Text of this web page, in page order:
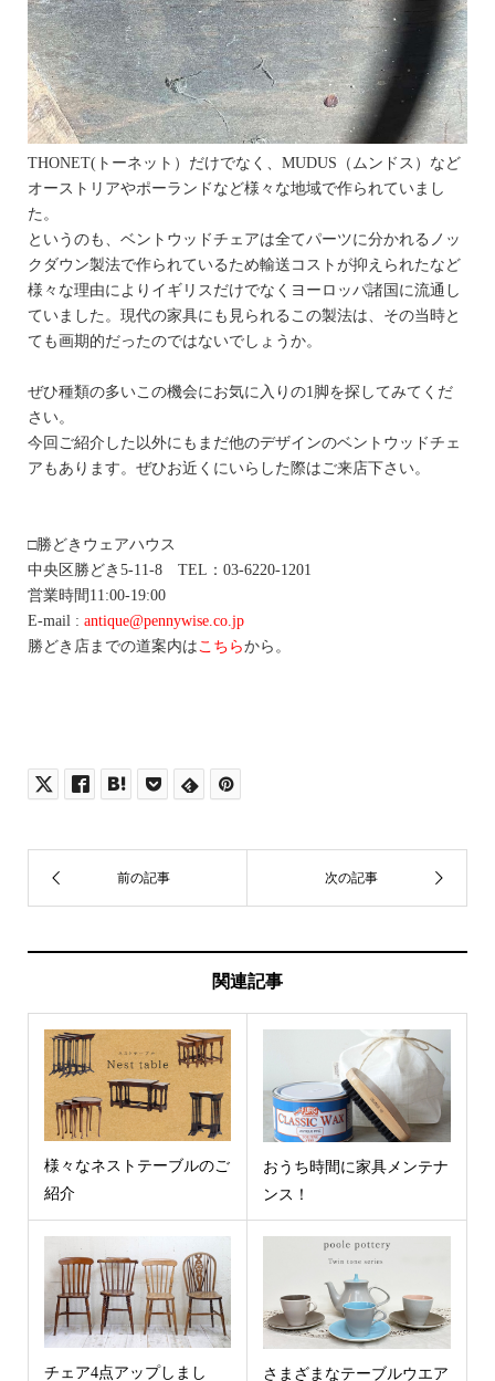
THONET(トーネット）だけでなく、MUDUS（ムンドス）など
オーストリアやポーランドなど様々な地域で作られていまし
た。
というのも、ベントウッドチェアは全てパーツに分かれるノッ
クダウン製法で作られているため輸送コストが抑えられたなど
様々な理由によりイギリスだけでなくヨーロッパ諸国に流通し
ていました。現代の家具にも見られるこの製法は、その当時と
ても画期的だったのではないでしょうか。
ぜひ種類の多いこの機会にお気に入りの1脚を探してみてくだ
さい。
今回ご紹介した以外にもまだ他のデザインのベントウッドチェ
アもあります。ぜひお近くにいらした際はご来店下さい。
□勝どきウェアハウス
中央区勝どき5-11-8 TEL：03-6220-1201
営業時間11:00-19:00
E-mail : antique@pennywise.co.jp
勝どき店までの道案内は こちらから。
関連記事
様々なネストテーブルのご
紹介
おうち時間に家具メンテナ
ンス！
チェア4点アップしまし
さまざまなテーブルウエア